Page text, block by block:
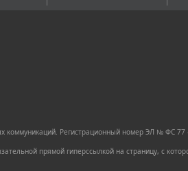
коммуникаций. Регистрационный номер ЭЛ № ФС 77
прямой гиперссылкой на страницу, с